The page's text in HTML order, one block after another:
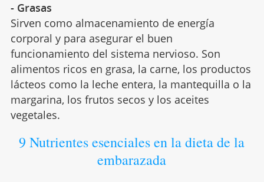
- Grasas
Sirven como almacenamiento de energía
corporal y para asegurar el buen
funcionamiento del sistema nervioso. Son
alimentos ricos en grasa, la carne, los productos
lácteos como la leche entera, la mantequilla o la
margarina, los frutos secos y los aceites
vegetales.
9 Nutrientes esenciales en la dieta de la
embarazada